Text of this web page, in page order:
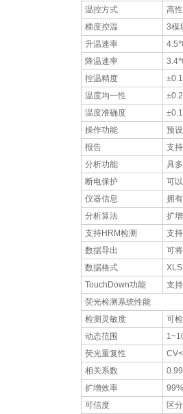
温控方式
高
梯度控温
3模
升温速率
降温速率
控温精度
温度均一性
温度准确度
操作功能
预
报告
支
分析功能
具
断电保护
可
仪器信息
拥
分析算法
扩
支持HRM检测
支持
数据导出
可
数据格式
TouchDown功能
支
荧光检测系统性能
检测灵敏度
可
动态范围
荧光重复性
相关系数
扩增效率
可信度
区